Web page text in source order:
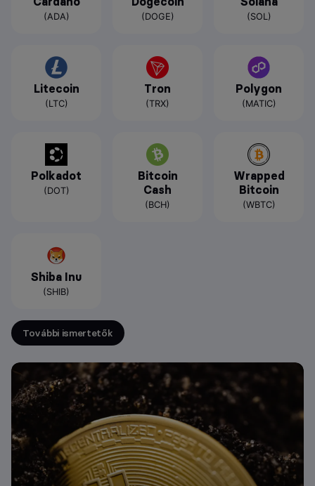
(ADA) (DOGE) (SOL)
Litecoin
(LTC)
Tron
(TRX)
Polygon
(MATIC)
Polkadot
(DOT)
Bitcoin
Cash
(BCH)
Wrapped
Bitcoin
(WBTC)
Shiba Inu
(SHIB)
További ismertetők